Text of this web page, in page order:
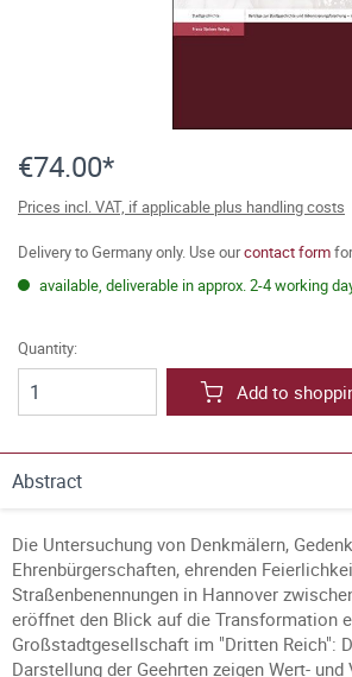
€74.00*
Prices incl. VAT, if applicable plus handling costs
Delivery to Germany only. Use ourcontact form
available, deliverable in approx. 2-4 working
Quantity:
Add to
Abstract
Die Untersuchung von Denkmälern,
Ehrenbürgerschaften, ehrenden
Straßenbenennungen in Hannover
eröffnet den Blick auf die Transformation
Großstadtgesellschaft im "Dritten Reich":
Darstellung der Geehrten zeigen Wert-